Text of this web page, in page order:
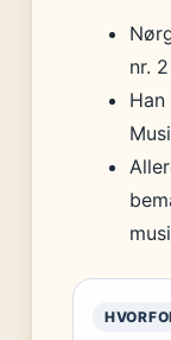
nr.